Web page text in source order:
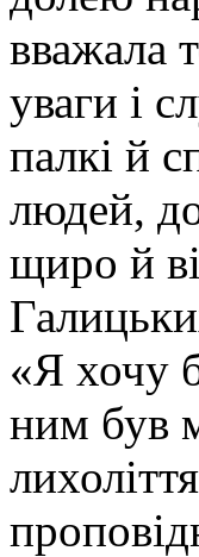
вважала
уваги і
палкі й
людей,
щиро й
«Я хочу
ним був